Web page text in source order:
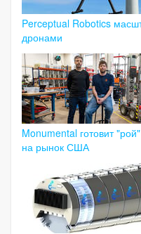
Perceptual Robotics
дронами
Monumental готовит
на рынок США